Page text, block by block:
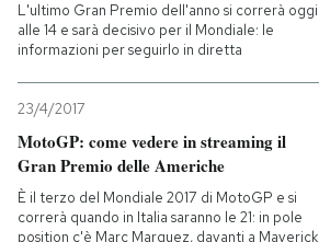
L'ultimo Gran Premio dell'anno si correrà oggi
alle 14 e sarà decisivo per il Mondiale: le
informazioni per seguirlo in diretta
23/4/2017
MotoGP: come vedere in streaming il
Gran Premio delle Americhe
È il terzo del Mondiale 2017 di MotoGP e si
correrà quando in Italia saranno le 21: in pole
position c'è Marc Marquez, davanti a Maverick